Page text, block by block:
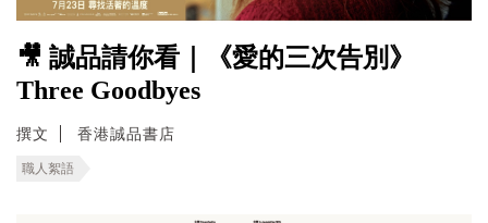
🎥 誠品請你看｜《愛的三次告別》
Three Goodbyes
撰文 香港誠品書店
職人絮語